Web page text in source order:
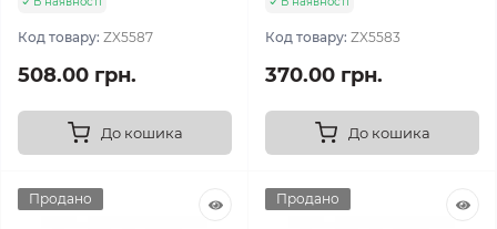
Код товару: ZX5587
508.00 грн.
До кошика
Код товару: ZX5583
370.00 грн.
До кошика
Продано Продано